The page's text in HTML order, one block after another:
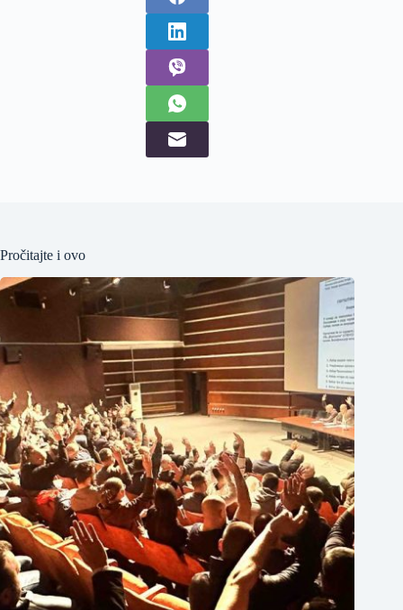
Pročitajte i ovo